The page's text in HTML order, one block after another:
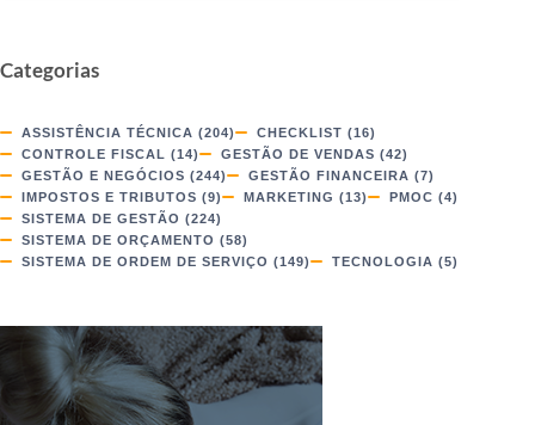
Categorias
ASSISTÊNCIA TÉCNICA (204) CHECKLIST (16)
CONTROLE FISCAL (14) GESTÃO DE VENDAS (42)
GESTÃO E NEGÓCIOS (244) GESTÃO FINANCEIRA (7)
IMPOSTOS E TRIBUTOS (9) MARKETING (13) PMOC (4)
SISTEMA DE GESTÃO (224)
SISTEMA DE ORÇAMENTO (58)
SISTEMA DE ORDEM DE SERVIÇO (149) TECNOLOGIA (5)